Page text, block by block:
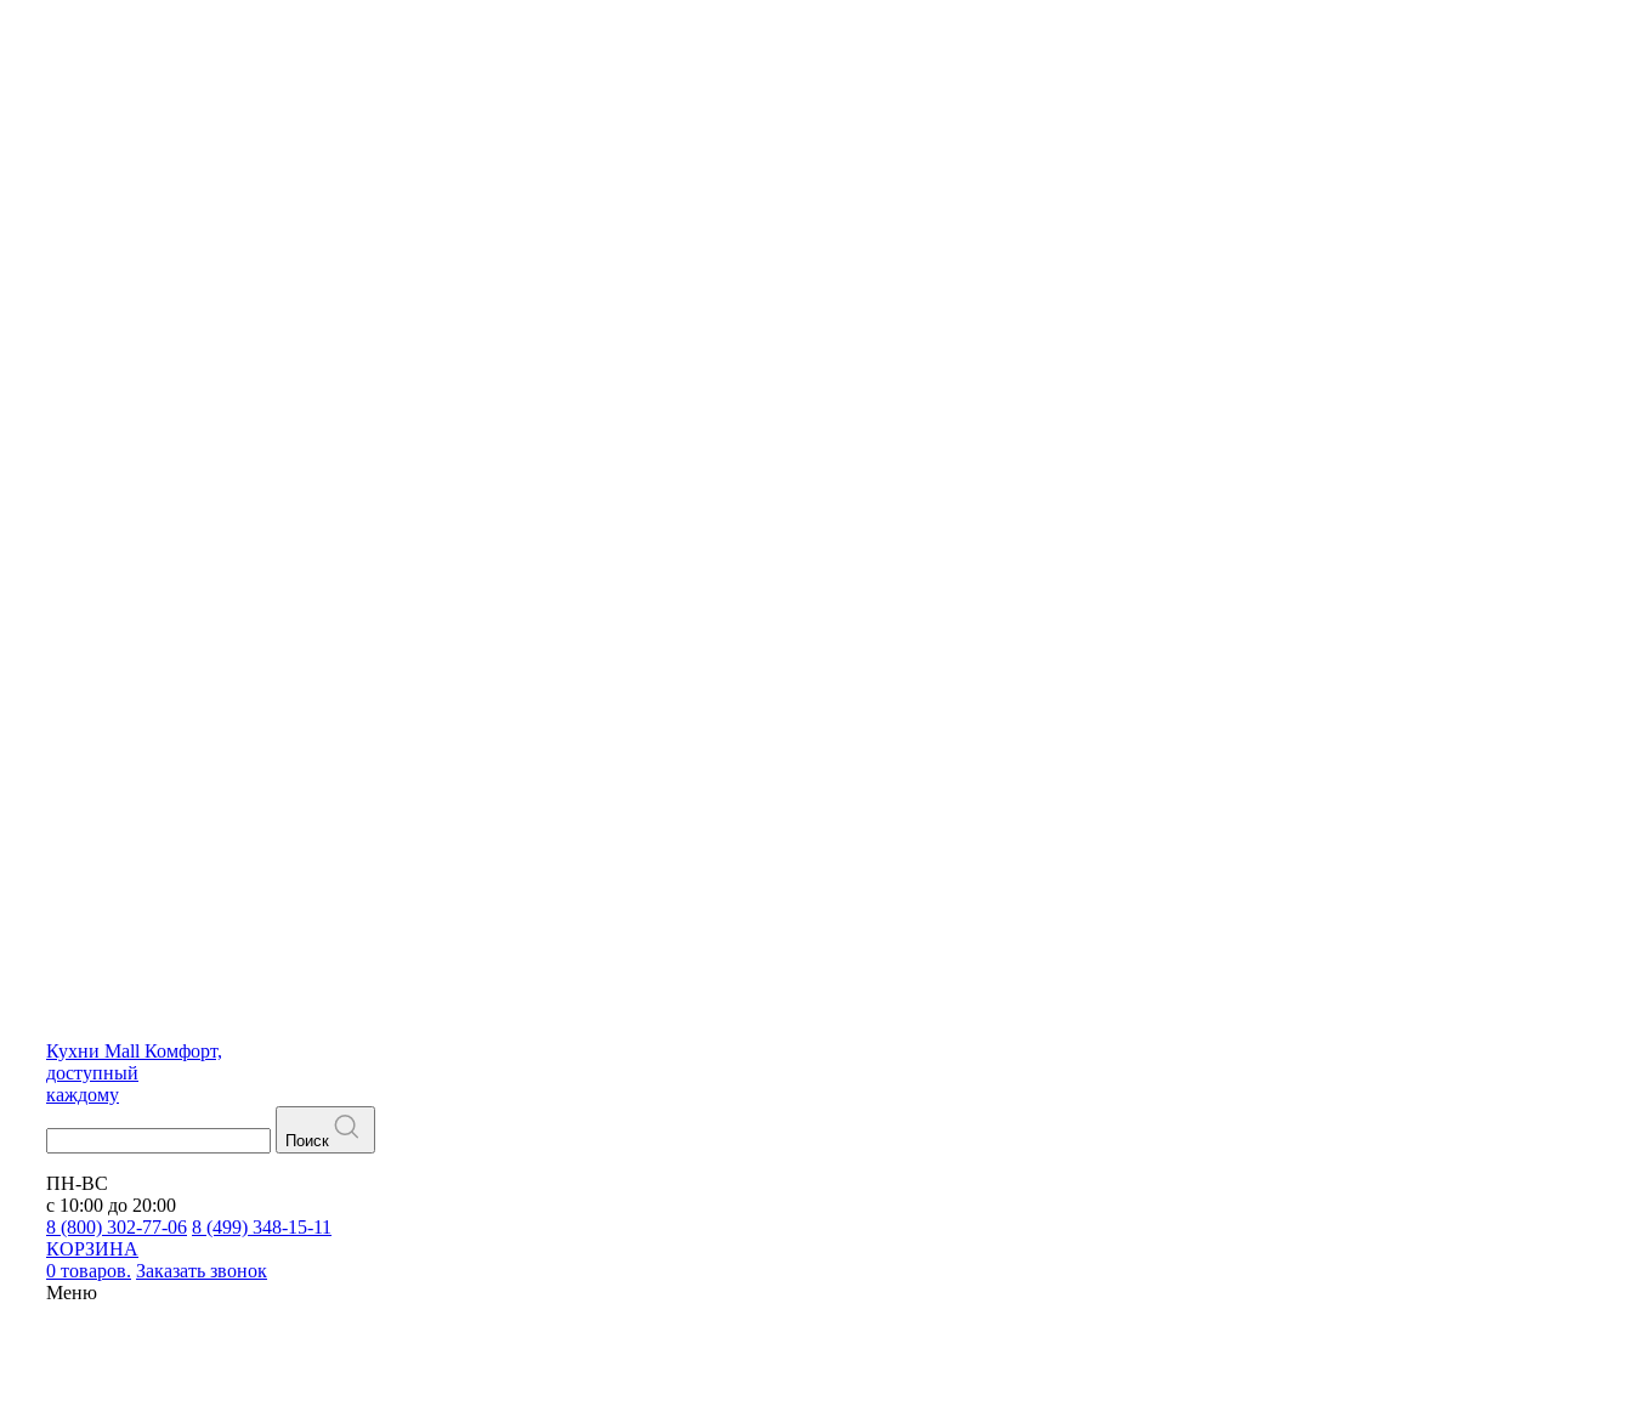
Кухни Mall Комфорт,
доступный
каждому
Поиск
ПН-ВС
с 10:00 до 20:00
8 (800) 302-77-06 8 (499) 348-15-11
КОРЗИНА
0 товаров. Заказать звонок
Меню